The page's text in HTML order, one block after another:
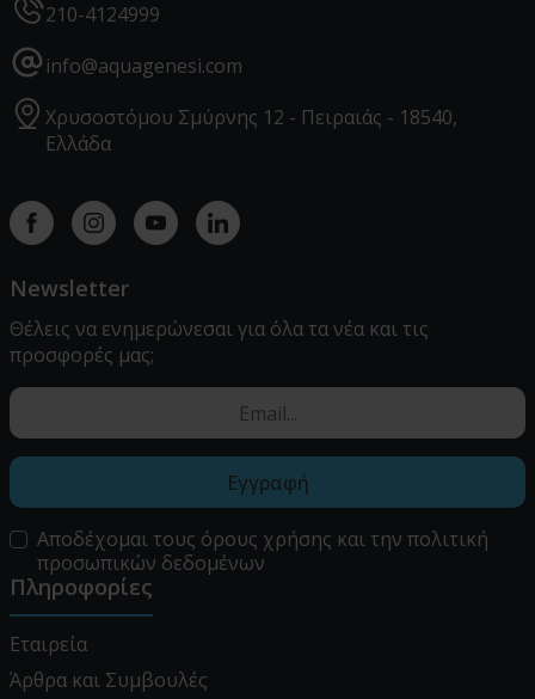
210-4124999
info@aquagenesi.com
Χρυσοστόμου Σμύρνης 12 - Πειραιάς - 18540,
Ελλάδα
Facebookinstagramyoutube linkedin
Newsletter
Θέλεις να ενημερώνεσαι για όλα τα νέα και τις
προσφορές μας;
Εγγραφή
Αποδέχομαι τους όρους χρήσης και την πολιτική
προσωπικών δεδομένων
Πληροφορίες
Εταιρεία
Άρθρα και Συμβουλές